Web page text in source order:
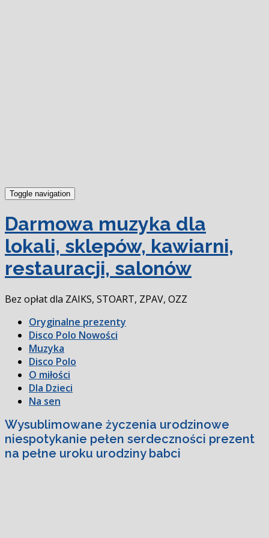
Toggle navigation
Darmowa muzyka dla
lokali, sklepów, kawiarni,
restauracji, salonów
Bez opłat dla ZAIKS, STOART, ZPAV, OZZ
Oryginalne prezenty
Disco Polo Nowości
Muzyka
Disco Polo
O miłości
Dla Dzieci
Na sen
Wysublimowane życzenia urodzinowe
niespotykanie pełen serdeczności prezent
na pełne uroku urodziny babci